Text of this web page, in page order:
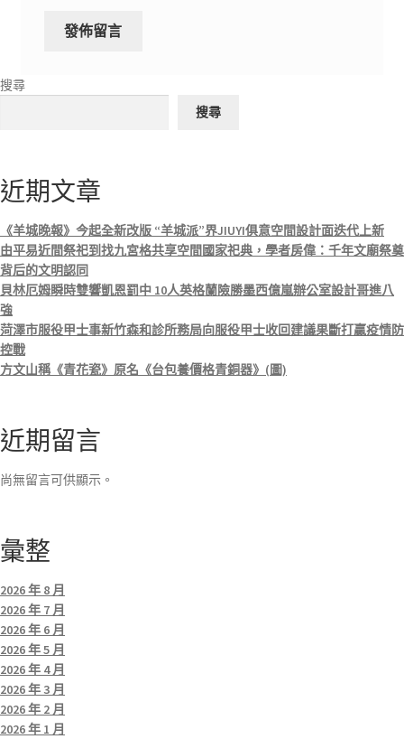
搜尋
搜尋
近期文章
《羊城晚報》今起全新改版 “羊城派”界JIUYI俱意空間設計面迭代上新
由平易近間祭祀到找九宮格共享空間國家祀典，學者房偉：千年文廟祭奠
背后的文明認同
貝林厄姆瞬時雙響凱恩罰中 10人英格蘭險勝墨西億嵐辦公室設計哥進八
強
菏澤市服役甲士事新竹森和診所務局向服役甲士收回建議果斷打贏疫情防
控戰
方文山稱《青花瓷》原名《台包養價格青銅器》(圖)
近期留言
尚無留言可供顯示。
彙整
2026 年 8 月
2026 年 7 月
2026 年 6 月
2026 年 5 月
2026 年 4 月
2026 年 3 月
2026 年 2 月
2026 年 1 月